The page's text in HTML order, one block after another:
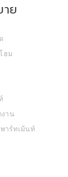
ย
ฮม
าน
าร์ทเม้นท์